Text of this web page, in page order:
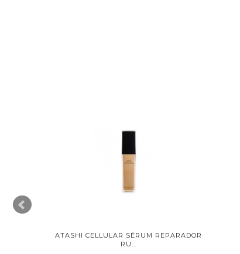
ATASHI CELLULAR SÉRUM REPARADOR
RU...